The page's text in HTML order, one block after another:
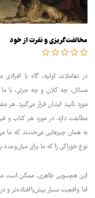
مخالفت‌گریزی و نفرت از خود
در تعاملات اولیه، گاه با
مسائل، چه کلان و چه جزئی، با ما
مورد تأیید ایشان قرار می‌گیرد. هر
مطابقت دارد. در مورد هر کتاب و
به همان چیزهایی می‌خندند که
نوع خوراکی را که ما برای میان‌وعده
این هم‌سویی ظاهری، ممکن است ما
اما واقعیت بسیار پیش‌پاافتاده‌تر